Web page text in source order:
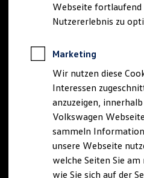
Webseite fortlaufend
Nutzererlebnis zu
Marketing
Wir nutzen diese
Interessen
anzuzeigen,
Volkswagen
sammeln
unsere Webseite
welche Seiten Sie
wie Sie sich auf der